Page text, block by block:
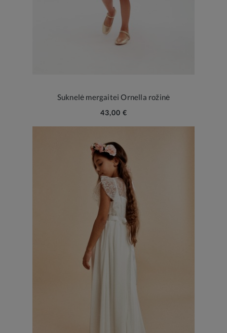
Suknelė mergaitei Ornella rožinė
43,00 €